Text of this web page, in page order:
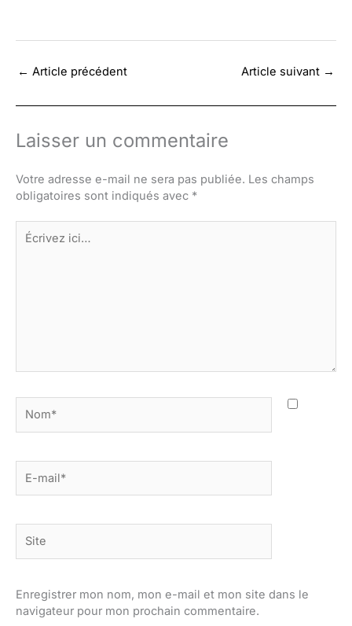
← Article précédent Article suivant →
Laisser un commentaire
Votre adresse e-mail ne sera pas publiée. Les champs
obligatoires sont indiqués avec *
Écrivez
ici…
mail*
Enregistrer mon nom, mon e-mail et mon site dans le
navigateur pour mon prochain commentaire.